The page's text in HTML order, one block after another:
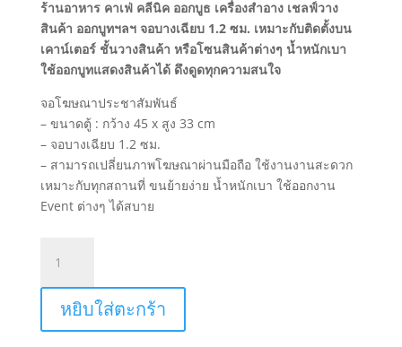
ร้านอาหาร คาเฟ่ คลีนิค ออกบูธ เครื่องสำอาง เชลฟ์วาง
สินค้า ออกบูทฯลฯ จอบางเฉียบ 1.2 ซม. เหมาะกับติดตั้งบน
เคาน์เตอร์ ชั้นวางสินค้า หรือโซนสินค้าต่างๆ น้ำหนักเบา
ใช้ออกบูทแสดงสินค้าได้ ดึงดูดทุกความสนใจ
จอโฆษณาประชาสัมพันธ์
– ขนาดตู้ : กว้าง 45 x สูง 33 cm
– จอบางเฉียบ 1.2 ซม.
– สามารถเปลี่ยนภาพโฆษณาผ่านมือถือ ใช้งานงานสะดวก
เหมาะกับทุกสถานที่ ขนย้ายง่าย น้ำหนักเบา ใช้ออกงาน
Event ต่างๆ ได้สบาย
โฆษณา
Digital
signage
หยิบใส่ตะกร้า